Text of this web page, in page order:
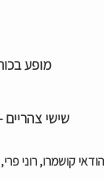
מופע
שישי צהריים -
קושמרו, רוני